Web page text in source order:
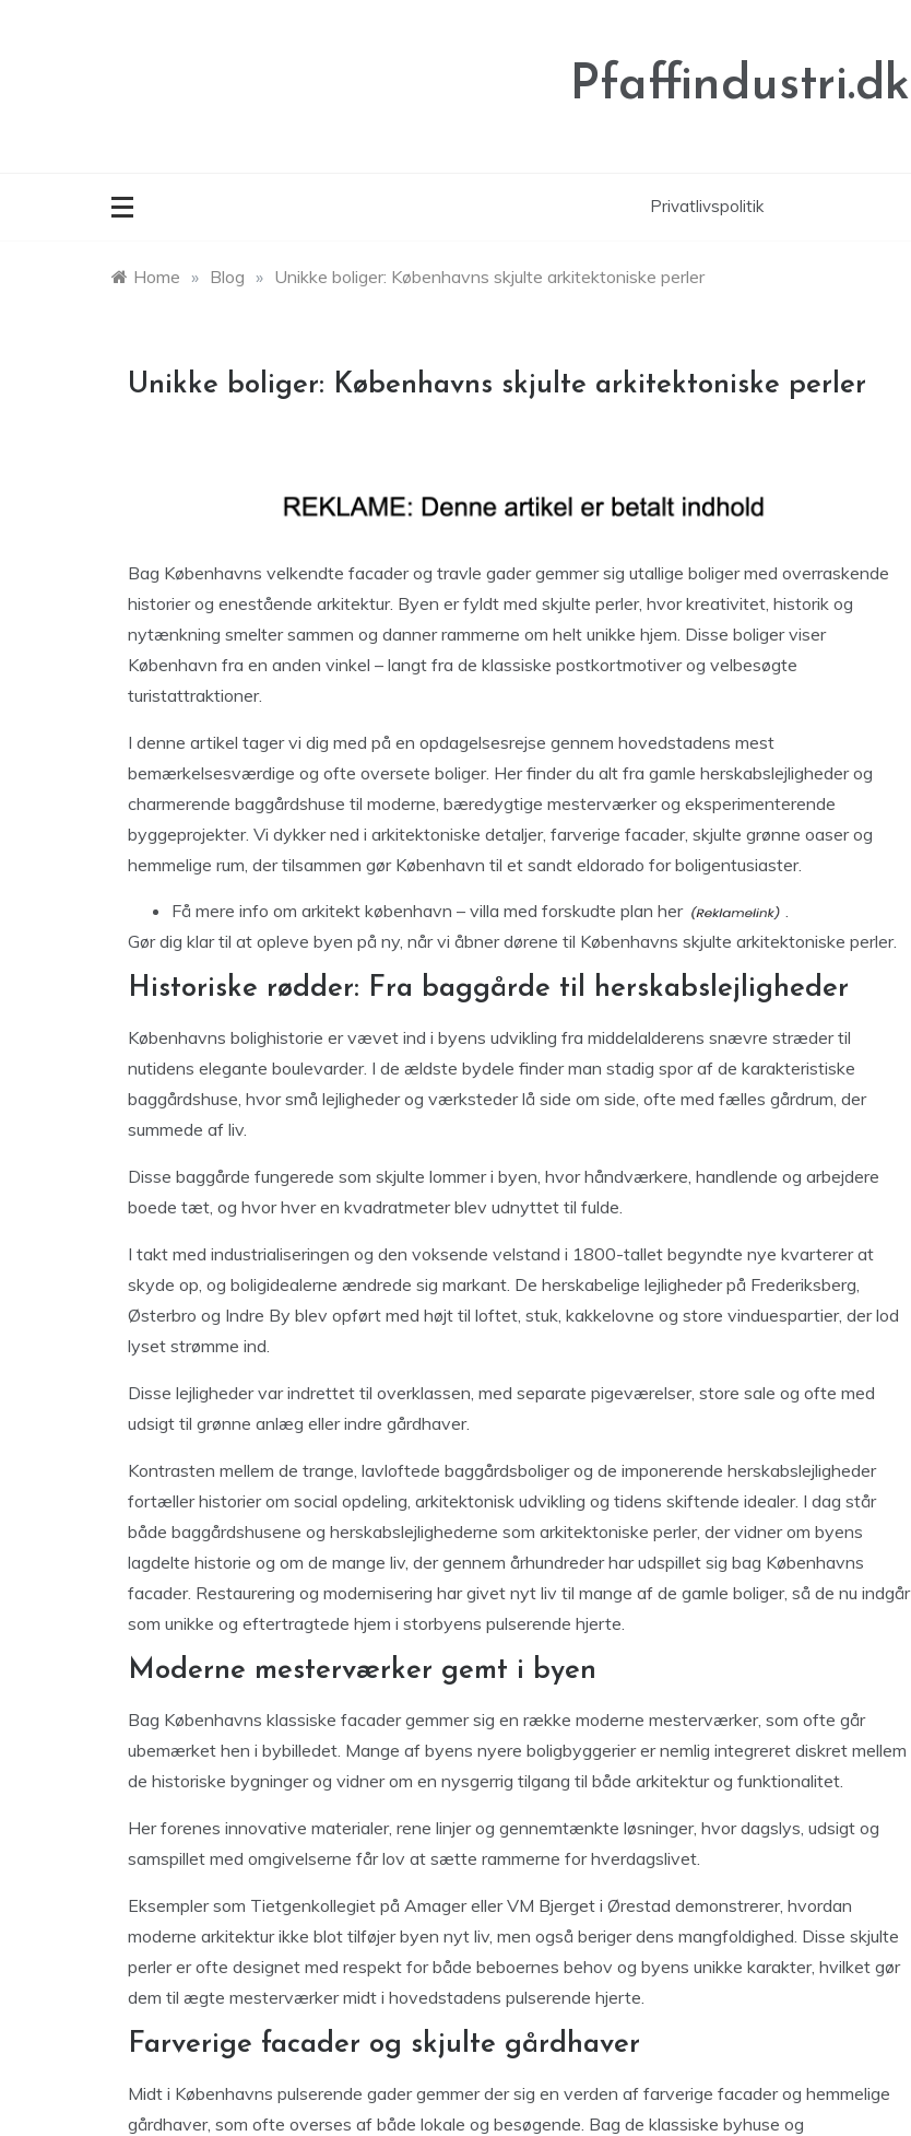
Pfaffindustri.dk
Privatlivspolitik
Home » Blog » Unikke boliger: Københavns skjulte arkitektoniske perler
Unikke boliger: Københavns skjulte arkitektoniske perler
Bag Københavns velkendte facader og travle gader gemmer sig utallige boliger med overraskende
historier og enestående arkitektur. Byen er fyldt med skjulte perler, hvor kreativitet, historik og
nytænkning smelter sammen og danner rammerne om helt unikke hjem. Disse boliger viser
København fra en anden vinkel – langt fra de klassiske postkortmotiver og velbesøgte
turistattraktioner.
I denne artikel tager vi dig med på en opdagelsesrejse gennem hovedstadens mest
bemærkelsesværdige og ofte oversete boliger. Her finder du alt fra gamle herskabslejligheder og
charmerende baggårdshuse til moderne, bæredygtige mesterværker og eksperimenterende
byggeprojekter. Vi dykker ned i arkitektoniske detaljer, farverige facader, skjulte grønne oaser og
hemmelige rum, der tilsammen gør København til et sandt eldorado for boligentusiaster.
Få mere info om arkitekt københavn – villa med forskudte plan her
.
Gør dig klar til at opleve byen på ny, når vi åbner dørene til Københavns skjulte arkitektoniske perler.
Historiske rødder: Fra baggårde til herskabslejligheder
Københavns bolighistorie er vævet ind i byens udvikling fra middelalderens snævre stræder til
nutidens elegante boulevarder. I de ældste bydele finder man stadig spor af de karakteristiske
baggårdshuse, hvor små lejligheder og værksteder lå side om side, ofte med fælles gårdrum, der
summede af liv.
Disse baggårde fungerede som skjulte lommer i byen, hvor håndværkere, handlende og arbejdere
boede tæt, og hvor hver en kvadratmeter blev udnyttet til fulde.
I takt med industrialiseringen og den voksende velstand i 1800-tallet begyndte nye kvarterer at
skyde op, og boligidealerne ændrede sig markant. De herskabelige lejligheder på Frederiksberg,
Østerbro og Indre By blev opført med højt til loftet, stuk, kakkelovne og store vinduespartier, der lod
lyset strømme ind.
Disse lejligheder var indrettet til overklassen, med separate pigeværelser, store sale og ofte med
udsigt til grønne anlæg eller indre gårdhaver.
Kontrasten mellem de trange, lavloftede baggårdsboliger og de imponerende herskabslejligheder
fortæller historier om social opdeling, arkitektonisk udvikling og tidens skiftende idealer. I dag står
både baggårdshusene og herskabslejlighederne som arkitektoniske perler, der vidner om byens
lagdelte historie og om de mange liv, der gennem århundreder har udspillet sig bag Københavns
facader. Restaurering og modernisering har givet nyt liv til mange af de gamle boliger, så de nu indgår
som unikke og eftertragtede hjem i storbyens pulserende hjerte.
Moderne mesterværker gemt i byen
Bag Københavns klassiske facader gemmer sig en række moderne mesterværker, som ofte går
ubemærket hen i bybilledet. Mange af byens nyere boligbyggerier er nemlig integreret diskret mellem
de historiske bygninger og vidner om en nysgerrig tilgang til både arkitektur og funktionalitet.
Her forenes innovative materialer, rene linjer og gennemtænkte løsninger, hvor dagslys, udsigt og
samspillet med omgivelserne får lov at sætte rammerne for hverdagslivet.
Eksempler som Tietgenkollegiet på Amager eller VM Bjerget i Ørestad demonstrerer, hvordan
moderne arkitektur ikke blot tilføjer byen nyt liv, men også beriger dens mangfoldighed. Disse skjulte
perler er ofte designet med respekt for både beboernes behov og byens unikke karakter, hvilket gør
dem til ægte mesterværker midt i hovedstadens pulserende hjerte.
Farverige facader og skjulte gårdhaver
Midt i Københavns pulserende gader gemmer der sig en verden af farverige facader og hemmelige
gårdhaver, som ofte overses af både lokale og besøgende. Bag de klassiske byhuse og